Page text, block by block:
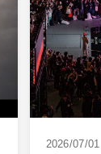
2026/07/01